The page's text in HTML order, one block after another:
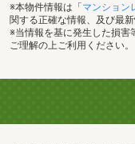
※本物件情報は「 マンション
関する正確な情報、及び最
※当情報を基に発生した損害
ご理解の上ご利用ください。